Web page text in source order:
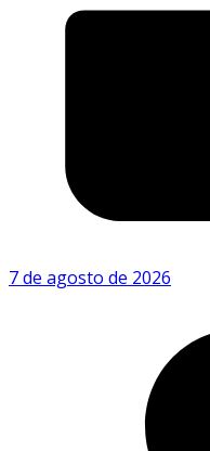
7 de agosto de 2026